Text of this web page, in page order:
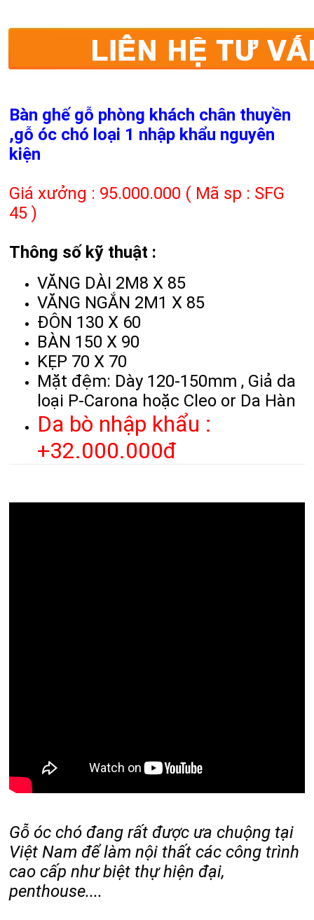
Bàn ghế gỗ phòng khách chân thuyền
,gỗ óc chó loại 1 nhập khẩu nguyên
kiện
Giá xưởng : 95.000.000 ( Mã sp : SFG
45 )
Thông số kỹ thuật :
VĂNG DÀI 2M8 X 85
VĂNG NGẮN 2M1 X 85
ĐÔN 130 X 60
BÀN 150 X 90
KẸP 70 X 70
Mặt đệm: Dày 120-150mm , Giả da
loại P-Carona hoặc Cleo or Da Hàn
Da bò nhập khẩu :
+32.000.000đ
Gỗ óc chó đang rất được ưa chuộng tại
Việt Nam để làm nội thất các công trình
cao cấp như biệt thự hiện đại,
penthouse....